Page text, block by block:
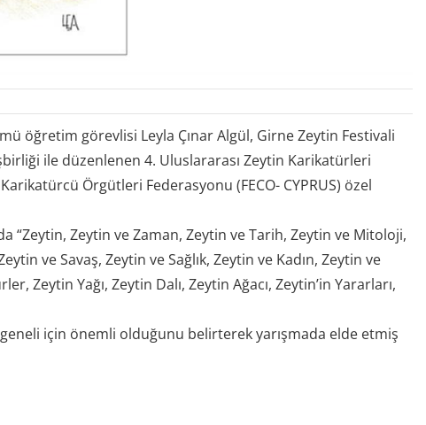
öğretim görevlisi Leyla Çınar Algül, Girne Zeytin Festivali
ile düzenlenen 4. Uluslararası Zeytin Karikatürleri
Örgütleri Federasyonu (FECO- CYPRUS) özel
“Zeytin, Zeytin ve Zaman, Zeytin ve Tarih, Zeytin ve Mitoloji,
ve Savaş, Zeytin ve Sağlık, Zeytin ve Kadın, Zeytin ve
Zeytin Yağı, Zeytin Dalı, Zeytin Ağacı, Zeytin’in Yararları,
geneli için önemli olduğunu belirterek yarışmada elde etmiş